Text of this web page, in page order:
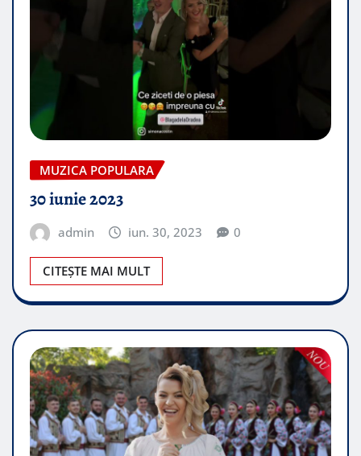
MUZICA POPULARA
30 iunie 2023
admin iun. 30, 2023 0
CITEȘTE MAI MULT